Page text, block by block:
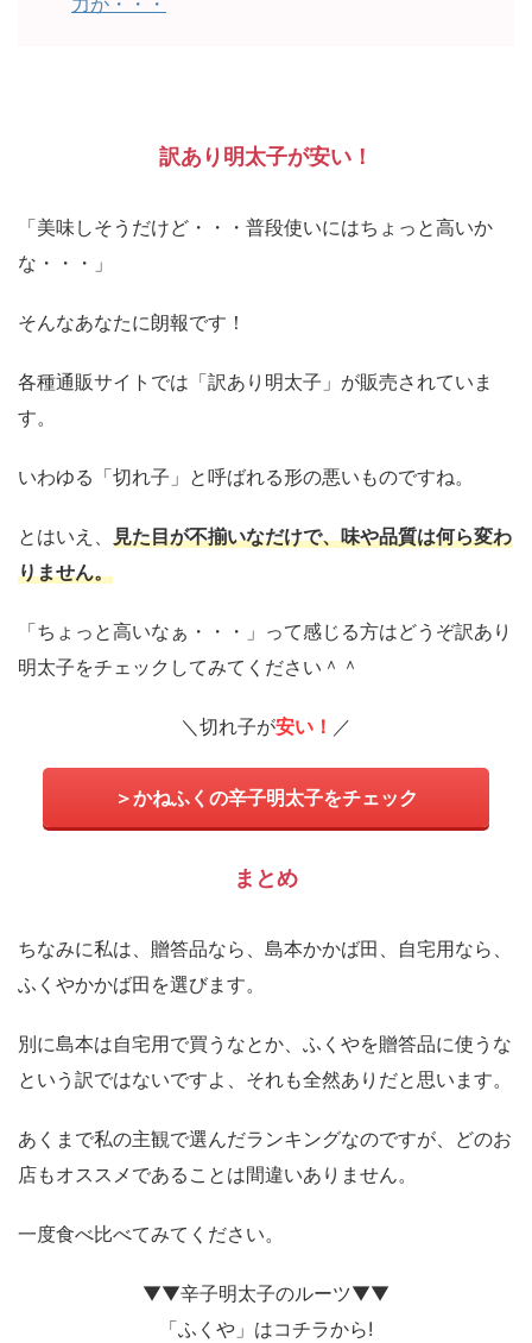
訳あり明太子が安い！
「美味しそうだけど・・・普段使いにはちょっと高いか
な・・・」
そんなあなたに朗報です！
各種通販サイトでは「訳あり明太子」が販売されていま
す。
いわゆる「切れ子」と呼ばれる形の悪いものですね。
とはいえ、 見た目が不揃いなだけで、味や品質は何ら変わ
りません。
「ちょっと高いなぁ・・・」って感じる方はどうぞ訳あり
明太子をチェックしてみてください＾＾
＼切れ子が安い！ ／
＞かねふくの辛子明太子をチェック
まとめ
ちなみに私は、贈答品なら、島本かかば田、自宅用なら、
ふくやかかば田を選びます。
別に島本は自宅用で買うなとか、ふくやを贈答品に使うな
という訳ではないですよ、それも全然ありだと思います。
あくまで私の主観で選んだランキングなのですが、どのお
店もオススメであることは間違いありません。
一度食べ比べてみてください。
▼▼辛子明太子のルーツ▼▼
「ふくや」はコチラから!